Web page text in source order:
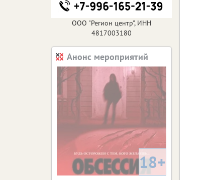
ООО "Регион центр", ИНН
4817003180
Анонс мероприятий
18+